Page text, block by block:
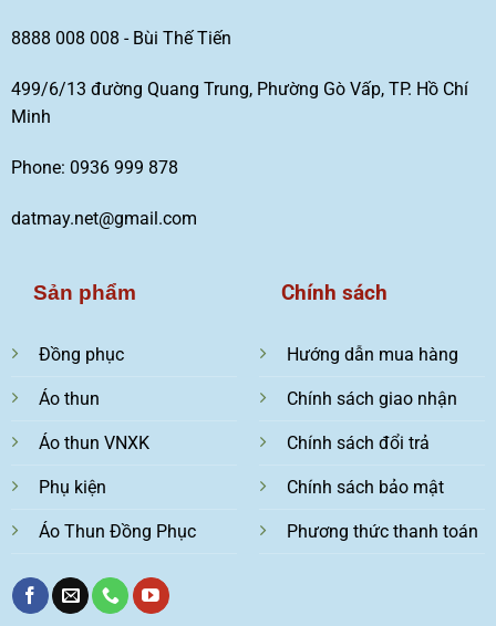
8888 008 008 - Bùi Thế Tiến
499/6/13 đường Quang Trung, Phường Gò Vấp, TP. Hồ Chí
Minh
Phone: 0936 999 878
datmay.net@gmail.com
Sản phẩm
Đồng phục
Áo thun
Áo thun VNXK
Phụ kiện
Áo Thun Đồng Phục
Chính sách
Hướng dẫn mua hàng
Chính sách giao nhận
Chính sách đổi trả
Chính sách bảo mật
Phương thức thanh toán